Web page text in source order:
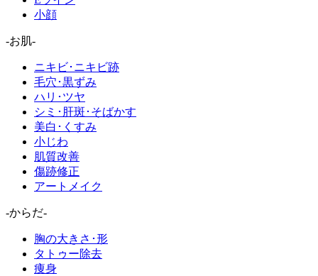
小顔
-お肌-
ニキビ･ニキビ跡
毛穴･黒ずみ
ハリ･ツヤ
シミ･肝斑･そばかす
美白･くすみ
小じわ
肌質改善
傷跡修正
アートメイク
-からだ-
胸の大きさ･形
タトゥー除去
痩身